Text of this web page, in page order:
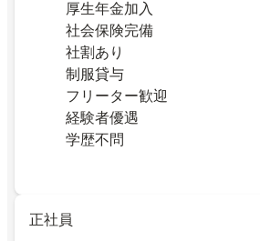
厚生年金加入
社会保険完備
社割あり
制服貸与
フリーター歓迎
経験者優遇
学歴不問
正社員